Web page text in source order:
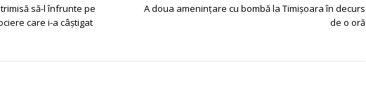
să-l înfrunte pe
care i-a câștigat
A doua amenințare cu bombă la Timișoara în decurs
de o oră